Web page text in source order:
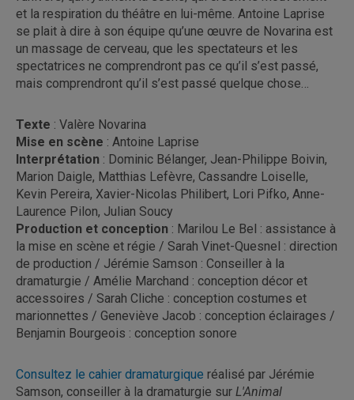
et la respiration du théâtre en lui-même. Antoine Laprise
se plait à dire à son équipe qu’une œuvre de Novarina est
un massage de cerveau, que les spectateurs et les
spectatrices ne comprendront pas ce qu’il s’est passé,
mais comprendront qu’il s’est passé quelque chose…
Texte : Valère Novarina
Mise en scène : Antoine Laprise
Interprétation : Dominic Bélanger, Jean-Philippe Boivin,
Marion Daigle, Matthias Lefèvre, Cassandre Loiselle,
Kevin Pereira, Xavier-Nicolas Philibert, Lori Pifko, Anne-
Laurence Pilon, Julian Soucy
Production et conception : Marilou Le Bel : assistance à
la mise en scène et régie / Sarah Vinet-Quesnel : direction
de production / Jérémie Samson : Conseiller à la
dramaturgie / Amélie Marchand : conception décor et
accessoires / Sarah Cliche : conception costumes et
marionnettes / Geneviève Jacob : conception éclairages /
Benjamin Bourgeois : conception sonore
Consultez le cahier dramaturgique réalisé par Jérémie
Samson, conseiller à la dramaturgie sur L'Animal